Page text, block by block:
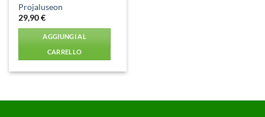
Projaluseon
29,90€
AGGIUNGI AL
CARRELLO